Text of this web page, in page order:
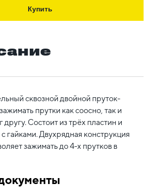
Купить
сквозной двойной пруток-
прутки как соосно, так и
Состоит из трёх пластин и
гайками. Двухрядная конструкция
зажимать до 4-х прутков в